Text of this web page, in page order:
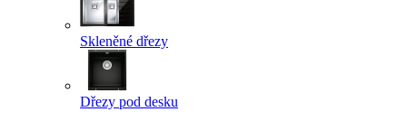
Skleněné dřezy
Dřezy pod desku